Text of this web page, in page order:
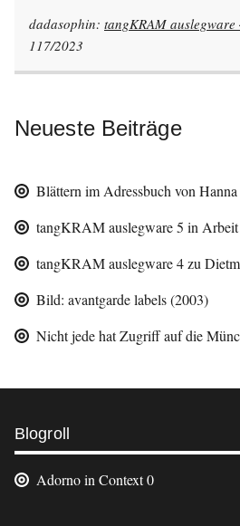
dadasophin: tangKRAM auslegware
117/2023
Neueste Beiträge
Blättern im Adressbuch von
tangKRAM auslegware 5 in Arbeit
tangKRAM auslegware 4 zu
Bild: avantgarde labels (2003)
Nicht jede hat Zugriff auf die
Weitere
Informationen
Blogroll
Adorno in Context0